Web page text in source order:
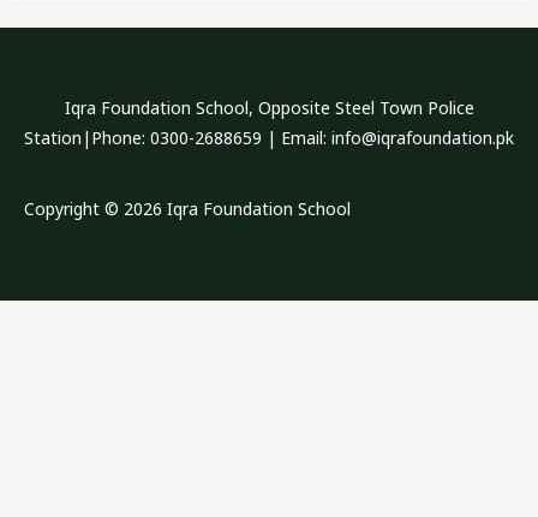
Iqra Foundation School, Opposite Steel Town Police
Station|Phone: 0300-2688659 | Email: info@iqrafoundation.pk
Copyright © 2026 Iqra Foundation School